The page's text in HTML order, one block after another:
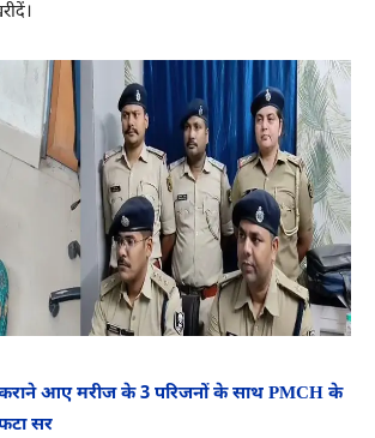
आए मरीज के 3 परिजनों के साथ PMCH के
फटा सर